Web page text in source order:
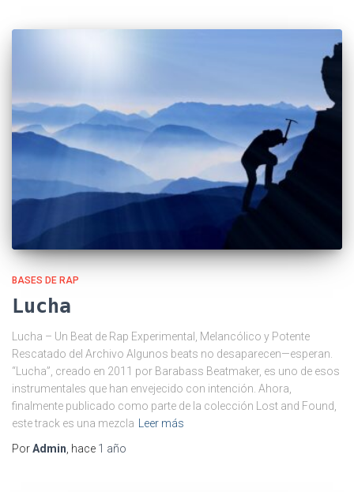
BASES DE RAP
Lucha
Lucha – Un Beat de Rap Experimental, Melancólico y Potente
Rescatado del Archivo Algunos beats no desaparecen—esperan.
“Lucha”, creado en 2011 por Barabass Beatmaker, es uno de esos
instrumentales que han envejecido con intención. Ahora,
finalmente publicado como parte de la colección Lost and Found,
este track es una mezcla
Leer más
PorAdmin , hace 1 año